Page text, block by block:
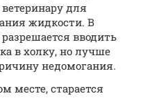
для
жидкости. В
вводить
в холку, но лучше
недомогания.
месте, старается